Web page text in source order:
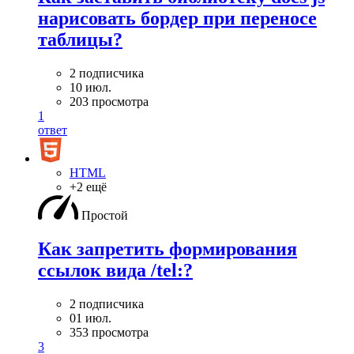
нарисовать бордер при переносе
таблицы?
2 подписчика
10 июл.
203 просмотра
1
ответ
HTML
+2 ещё
Простой
Как запретить формирования
ссылок вида /tel:?
2 подписчика
01 июл.
353 просмотра
3